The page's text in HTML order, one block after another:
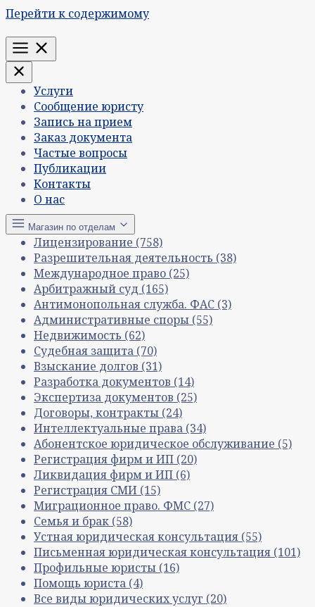
Перейти к содержимому
Меню
Услуги
Сообщение юристу
Запись на прием
Заказ документа
Частые вопросы
Публикации
Контакты
О нас
Магазин по отделам
Лицензирование (758)
Разрешительная деятельность (38)
Международное право (25)
Арбитражный суд (165)
Антимонопольная служба. ФАС (3)
Административные споры (55)
Недвижимость (62)
Судебная защита (70)
Взыскание долгов (31)
Разработка документов (14)
Экспертиза документов (25)
Договоры, контракты (24)
Интеллектуальные права (34)
Абонентское юридическое обслуживание (5)
Регистрация фирм и ИП (20)
Ликвидация фирм и ИП (6)
Регистрация СМИ (15)
Миграционное право. ФМС (27)
Семья и брак (58)
Устная юридическая консультация (55)
Письменная юридическая консультация (101)
Профильные юристы (16)
Помощь юриста (4)
Все виды юридических услуг (20)